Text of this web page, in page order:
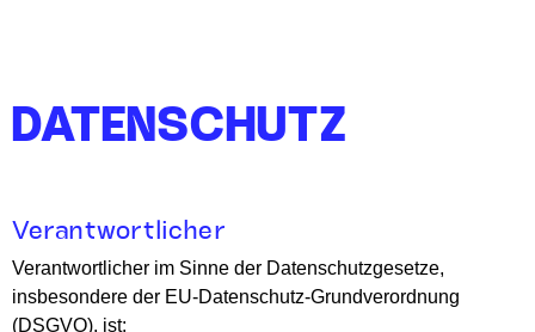
DATENSCHUTZ
Verantwortlicher
Verantwortlicher im Sinne der Datenschutzgesetze,
insbesondere der EU-Datenschutz-Grundverordnung
(DSGVO), ist: